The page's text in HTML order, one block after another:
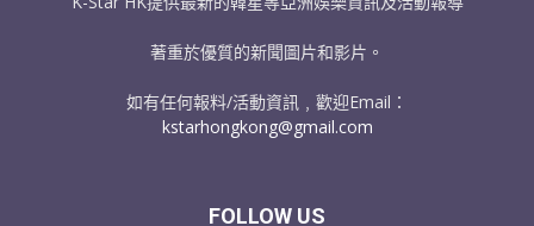
著重於優質的新聞圖片和影片。
如有任何報料/活動資訊﹐歡迎Email：
kstarhongkong@gmail.com
FOLLOW US